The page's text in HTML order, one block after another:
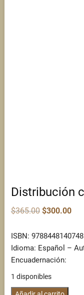
Distribución
$365.00 Original
price
$365.00.
$300.00
ISBN:
Idioma: Español –
Encuadernación:
1 disponibles
Distribución